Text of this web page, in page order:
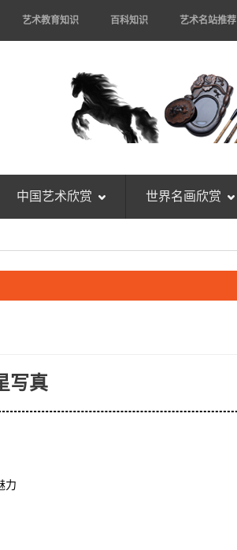
艺术教育知识 百科知识 艺术名站推荐
中国艺术欣赏 世界名画欣赏
写真
力